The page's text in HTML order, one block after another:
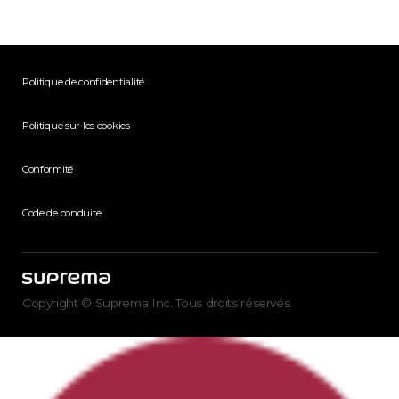
Politique de confidentialité
Politique sur les cookies
Conformité
Code de conduite
Copyright © Suprema Inc. Tous droits réservés.